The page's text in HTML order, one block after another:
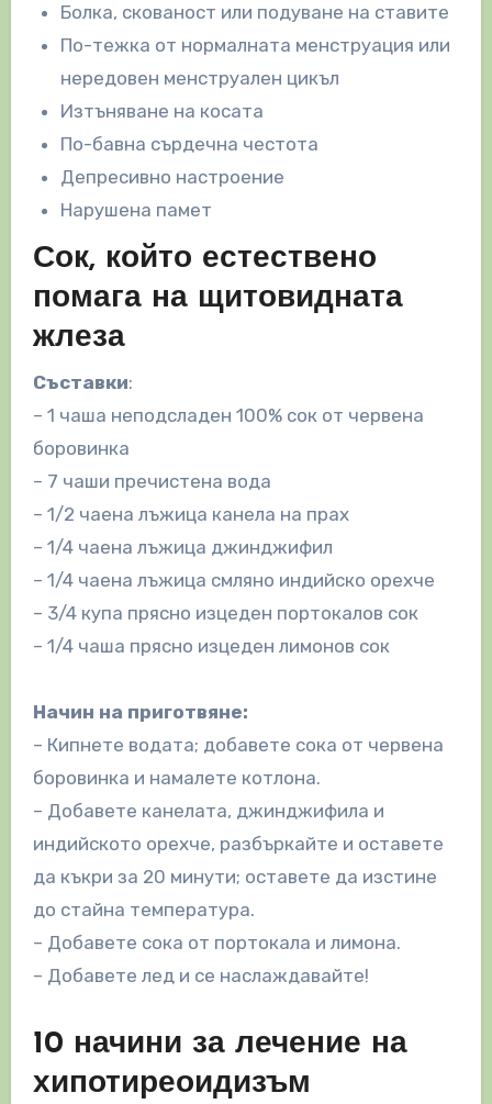
Болка, скованост или подуване на ставите
По-тежка от нормалната менструация или
нередовен менструален цикъл
Изтъняване на косата
По-бавна сърдечна честота
Депресивно настроение
Нарушена памет
Сок, който естествено
помага на щитовидната
жлеза
Съставки:
– 1 чаша неподсладен 100% сок от червена
боровинка
– 7 чаши пречистена вода
– 1/2 чаена лъжица канела на прах
– 1/4 чаена лъжица джинджифил
– 1/4 чаена лъжица смляно индийско орехче
– 3/4 купа прясно изцеден портокалов сок
– 1/4 чаша прясно изцеден лимонов сок
Начин на приготвяне:
– Кипнете водата; добавете сока от червена
боровинка и намалете котлона.
– Добавете канелата, джинджифила и
индийското орехче, разбъркайте и оставете
да къкри за 20 минути; оставете да изстине
до стайна температура.
– Добавете сока от портокала и лимона.
– Добавете лед и се наслаждавайте!
10 начини за лечение на
хипотиреоидизъм